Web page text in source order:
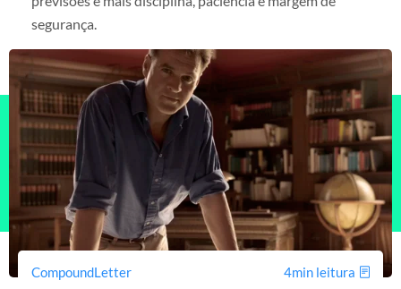
segurança.
CompoundLetter 4min leitura